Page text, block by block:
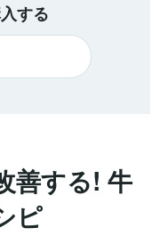
する
善する! 牛
ピ